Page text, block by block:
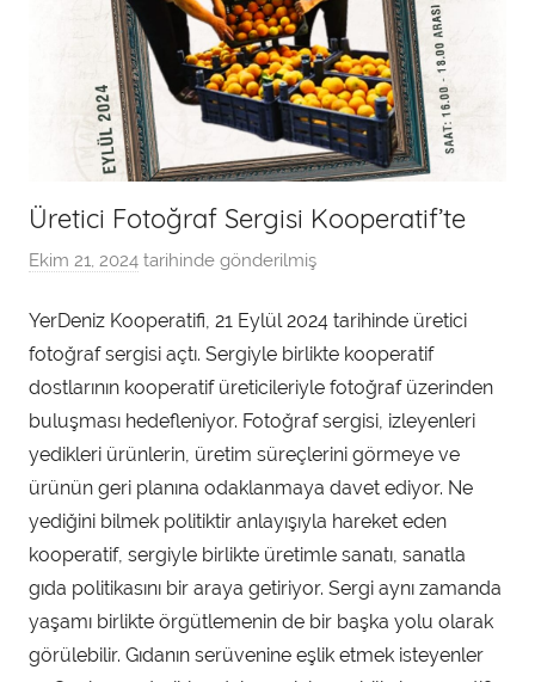
Üretici Fotoğraf Sergisi Kooperatif’te
Ekim 21, 2024 tarihinde gönderilmiş
m
i
n
t
a
d
a
YerDeniz Kooperatifi, 21 Eylül 2024 tarihinde üretici
fotoğraf sergisi açtı. Sergiyle birlikte kooperatif
dostlarının kooperatif üreticileriyle fotoğraf üzerinden
buluşması hedefleniyor. Fotoğraf sergisi, izleyenleri
yedikleri ürünlerin, üretim süreçlerini görmeye ve
ürünün geri planına odaklanmaya davet ediyor. Ne
yediğini bilmek politiktir anlayışıyla hareket eden
kooperatif, sergiyle birlikte üretimle sanatı, sanatla
gıda politikasını bir araya getiriyor. Sergi aynı zamanda
yaşamı birlikte örgütlemenin de bir başka yolu olarak
görülebilir. Gıdanın serüvenine eşlik etmek isteyenler